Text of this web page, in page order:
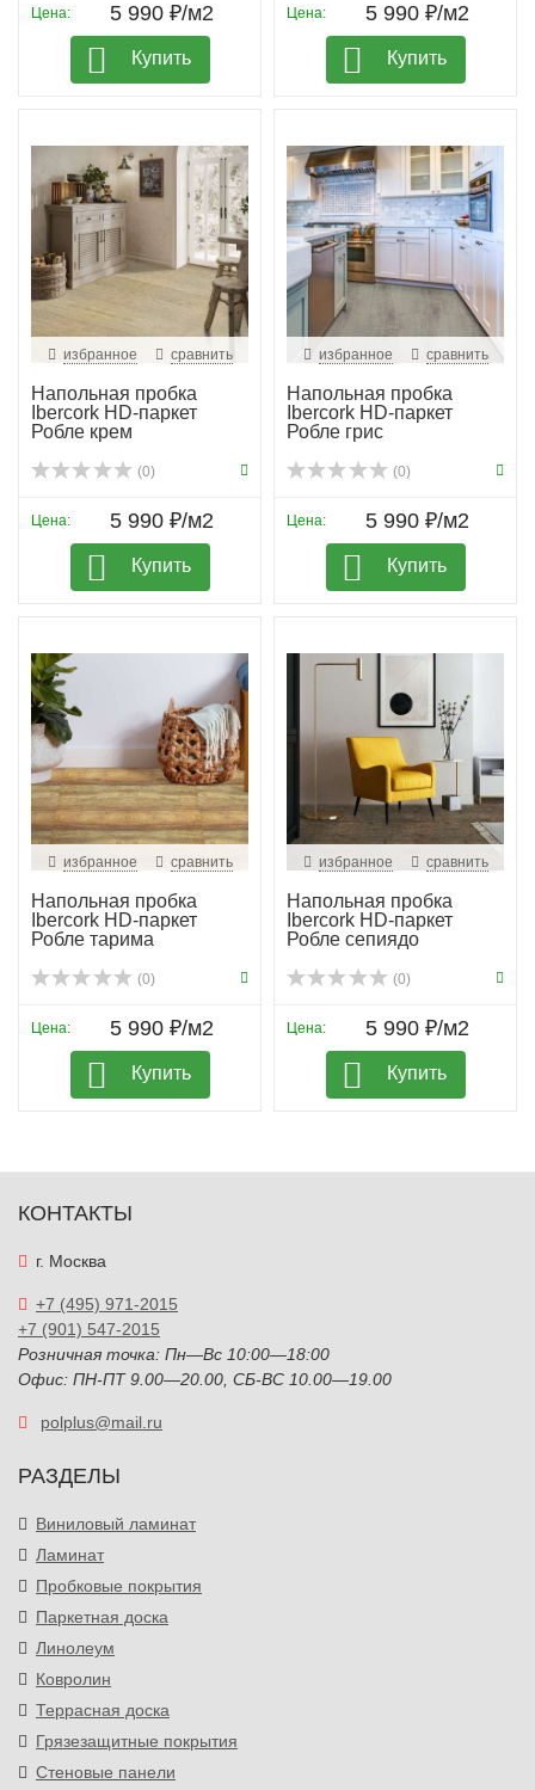
Цена: 5 990 ₽/м2
Купить
Цена: 5 990 ₽/м2
Купить
избранное сравнить
Напольная пробка
Ibercork HD-паркет
Робле крем
(0)
Цена: 5 990 ₽/м2
Купить
избранное сравнить
Напольная пробка
Ibercork HD-паркет
Робле грис
(0)
Цена: 5 990 ₽/м2
Купить
избранное сравнить
Напольная пробка
Ibercork HD-паркет
Робле тарима
(0)
Цена: 5 990 ₽/м2
Купить
избранное сравнить
Напольная пробка
Ibercork HD-паркет
Робле сепиядо
(0)
Цена: 5 990 ₽/м2
Купить
КОНТАКТЫ
г. Москва
+7 (495) 971-2015
+7 (901) 547-2015
Розничная точка: Пн—Вс 10:00—18:00
Офис: ПН-ПТ 9.00—20.00, СБ-ВС 10.00—19.00
polplus@mail.ru
РАЗДЕЛЫ
Виниловый ламинат
Ламинат
Пробковые покрытия
Паркетная доска
Линолеум
Ковролин
Террасная доска
Грязезащитные покрытия
Стеновые панели